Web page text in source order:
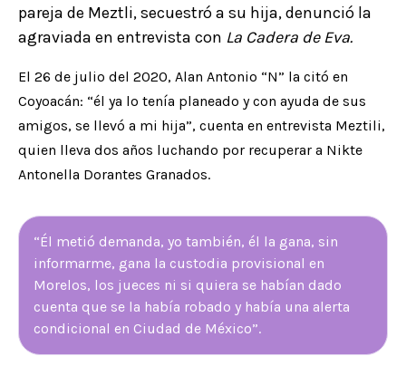
pareja de Meztli, secuestró a su hija, denunció la
agraviada en entrevista con La Cadera de Eva.
El 26 de julio del 2020, Alan Antonio “N” la citó en
Coyoacán: “él ya lo tenía planeado y con ayuda de sus
amigos, se llevó a mi hija”, cuenta en entrevista Meztili,
quien lleva dos años luchando por recuperar a Nikte
Antonella Dorantes Granados.
“Él metió demanda, yo también, él la gana, sin
informarme, gana la custodia provisional en
Morelos, los jueces ni si quiera se habían dado
cuenta que se la había robado y había una alerta
condicional en Ciudad de México”.